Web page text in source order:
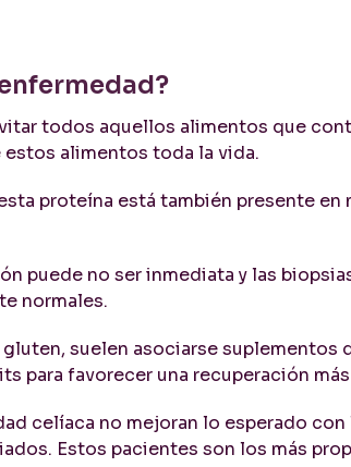
todos aquellos alimentos que
estos alimentos toda la vida.
proteína está también presente
puede no ser inmediata y las
normales.
suelen asociarse suplementos
para favorecer una recuperación
celíaca no mejoran lo esperado
Estos pacientes son los más